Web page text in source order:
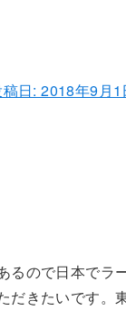
稿日: 2018年9月1
るので日本でラ
だきたいです。